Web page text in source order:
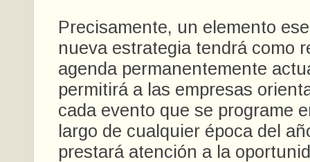
Precisamente, un elemento
nueva estrategia tendrá como
agenda permanentemente
permitirá a las empresas
cada evento que se programe
largo de cualquier época del
prestará atención a la